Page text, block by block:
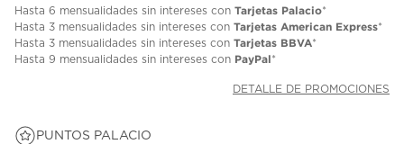
Hasta 6 mensualidades sin intereses con Tarjetas Palacio*
Hasta 3 mensualidades sin intereses con Tarjetas American Express*
Hasta 3 mensualidades sin intereses con Tarjetas BBVA*
Hasta 9 mensualidades sin intereses con PayPal*
DETALLE DE PROMOCIONES
PUNTOS PALACIO